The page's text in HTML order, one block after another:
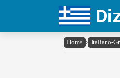
Home › Italiano-